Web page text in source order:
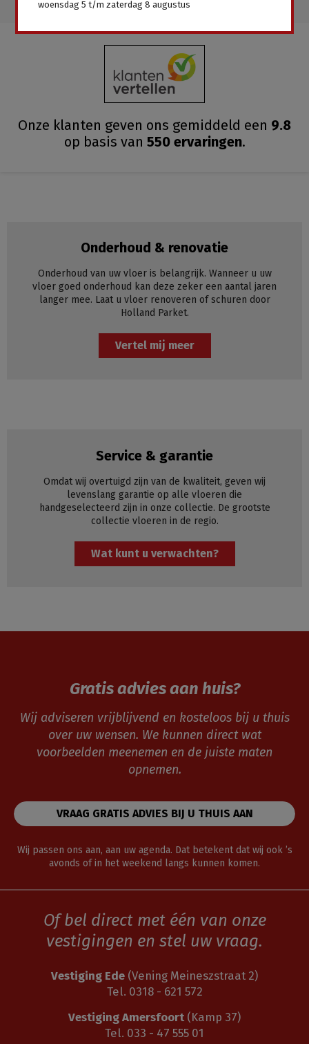
Onze klanten geven ons gemiddeld een 9.8
op basis van 550ervaringen.
Onderhoud & renovatie
Onderhoud van uw vloer is belangrijk. Wanneer u uw
vloer goed onderhoud kan deze zeker een aantal jaren
langer mee. Laat u vloer renoveren of schuren door
Holland Parket.
Vertel mij meer
Service & garantie
Omdat wij overtuigd zijn van de kwaliteit, geven wij
levenslang garantie op alle vloeren die
handgeselecteerd zijn in onze collectie. De grootste
collectie vloeren in de regio.
Wat kunt u verwachten?
Gratis advies aan huis?
Wij adviseren vrijblijvend en kosteloos bij u thuis
over uw wensen. We kunnen direct wat
voorbeelden meenemen en de juiste maten
opnemen.
VRAAG GRATIS ADVIES BIJ U THUIS AAN
Wij passen ons aan, aan uw agenda. Dat betekent dat wij ook ’s
avonds of in het weekend langs kunnen komen.
Of bel direct met één van onze
vestigingen en stel uw vraag.
Vestiging Ede (Vening Meineszstraat 2)
Tel. 0318 - 621 572
Vestiging Amersfoort (Kamp 37)
Tel. 033 - 47 555 01
woensdag 5 t/m zaterdag 8 augustus